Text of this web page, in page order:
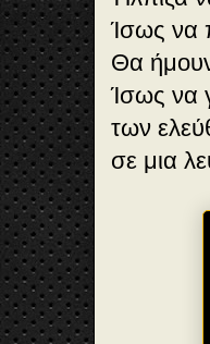
Ίσως να
Θα ήμουν
Ίσως να
των
σε μια